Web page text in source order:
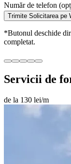
Număr de telefon
Trimite Solicitarea pe
*Butonul deschide
completat.
Servicii de
de la 130 lei/m